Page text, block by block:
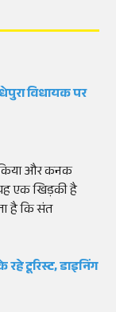
विधायक पर
औरकनक
एकखिड़कीहै
हैकिसंत
टूरिस्ट, डाइनिंग